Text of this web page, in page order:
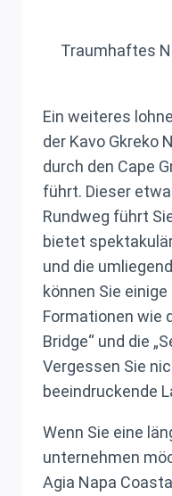
Traumhaftes
Ein weiteres
der Kavo Gkreko
durch den Cape
führt. Dieser
Rundweg führt
bietet
und die
können Sie
Formationen wie
Bridge“ und die
Vergessen Sie
beeindruckende
Wenn Sie eine
unternehmen
Agia Napa